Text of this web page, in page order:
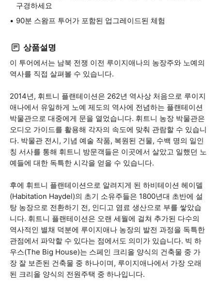
구경하세요
90분 스왐프 투어가 포함된 업그레이드된 체험
상품설명
이 투어에서는 남북 전쟁 이전 루이지애나의 농장주와 노예의
역사를 직접 살펴볼 수 있습니다.
2014년, 휘트니 플랜테이션은 262년 역사상 처음으로 루이지
애나에서 유일하게 노예 제도의 역사에 전념하는 플랜테이션
박물관으로 대중에게 문을 열었습니다. 휘트니 농장 박물관은
오디오 가이드를 활용해 각자의 속도에 맞춰 관람할 수 있습니
다. 박물관 전시, 기념 예술 작품, 복원된 건물, 수백 명의 일인
칭 서사를 통해 휘트니 방문객들은 이곳에서 살았고 일했던 노
예들에 대한 독특한 시각을 얻을 수 있습니다.
후에 휘트니 플랜테이션으로 알려지게 된 하비테이션 헤이델
(Habitation Haydel)의 초기 소유주들은 1800년대 초반에 설
탕 농장으로 전환하기 전, 인디고 염료 생산으로 부를 쌓았습
니다. 휘트니 플랜테이션은 오랜 세월에 걸쳐 추가된 다수의
역사적인 별채 덕분에 루이지애나 농장의 발전 과정을 독특한
관점에서 파악할 수 있다는 점에서도 의미가 있습니다. 빅 하
우스(The Big House)는 스페인 크리올 양식의 건축물 중 가
장 잘 보존된 건축물 중 하나이며, 루이지애나에서 가장 오래
된 크리올 양식의 전원주택 중 하나입니다.